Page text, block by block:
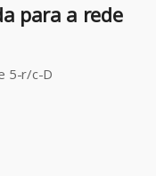
para a rede
5-r/c-D